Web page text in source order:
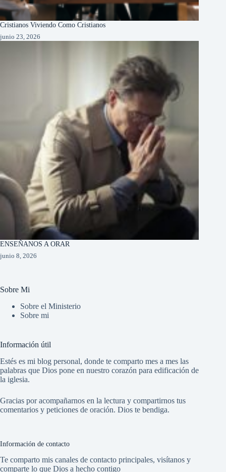
Cristianos Viviendo Como Cristianos
junio 23, 2026
ENSEÑANOS A ORAR
junio 8, 2026
Sobre Mi
Sobre el Ministerio
Sobre mi
Información útil
Estés es mi blog personal, donde te comparto mes a mes las
palabras que Dios pone en nuestro corazón para edificación de
la iglesia.
Gracias por acompañarnos en la lectura y compartirnos tus
comentarios y peticiones de oración. Dios te bendiga.
Información de contacto
Te comparto mis canales de contacto principales, visítanos y
comparte lo que Dios a hecho contigo